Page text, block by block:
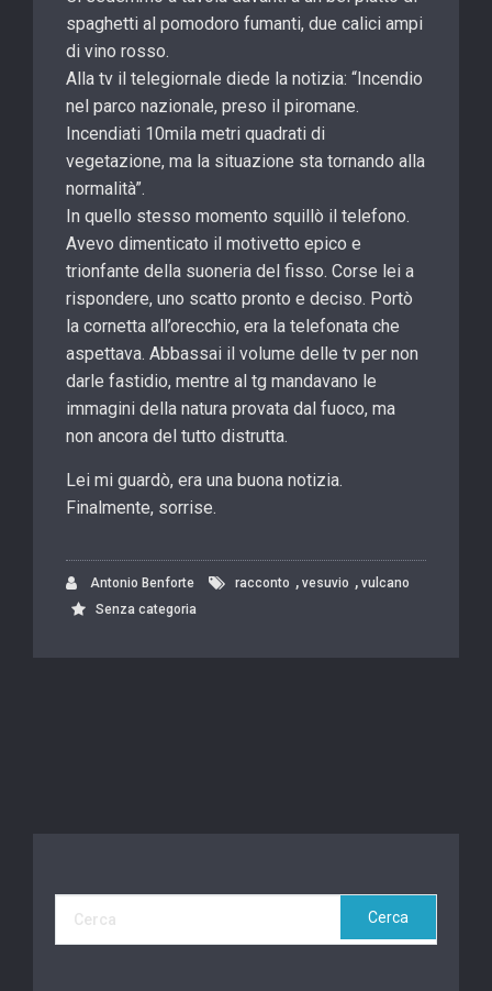
spaghetti al pomodoro fumanti, due calici ampi
di vino rosso.
Alla tv il telegiornale diede la notizia: “Incendio
nel parco nazionale, preso il piromane.
Incendiati 10mila metri quadrati di
vegetazione, ma la situazione sta tornando alla
normalità”.
In quello stesso momento squillò il telefono.
Avevo dimenticato il motivetto epico e
trionfante della suoneria del fisso. Corse lei a
rispondere, uno scatto pronto e deciso. Portò
la cornetta all’orecchio, era la telefonata che
aspettava. Abbassai il volume delle tv per non
darle fastidio, mentre al tg mandavano le
immagini della natura provata dal fuoco, ma
non ancora del tutto distrutta.
Lei mi guardò, era una buona notizia.
Finalmente, sorrise.
Antonio Benforte racconto , vesuvio , vulcano
Senza categoria